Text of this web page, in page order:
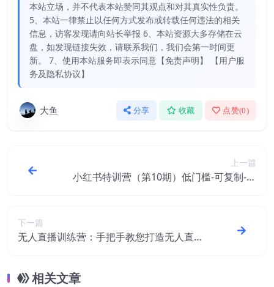
本站立场，并不代表本站赞同其观点和对其真实性负责。
5、本站一律禁止以任何方式发布或转载任何违法的相关
信息，访客发现请向站长举报 6、本站资源大多存储在云
盘，如发现链接失效，请联系我们，我们会第一时间更
新。 7、使用本站服务即表示同意【免责声明】 【用户服
务及隐私协议】
大鱼 分享 收藏 点赞(0)
上一篇
小红书特训营（第10期）低门槛-可复制-小
下一篇
无人直播训练营：手把手教您打造无人直播
相关文章